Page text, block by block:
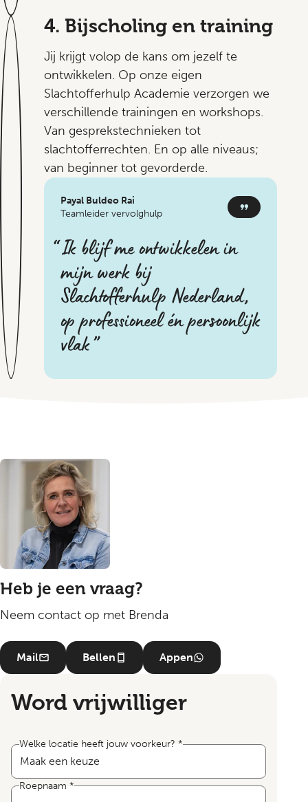
4. Bijscholing en training
Jij krijgt volop de kans om jezelf te
ontwikkelen. Op onze eigen
Slachtofferhulp Academie verzorgen we
verschillende trainingen en workshops.
Van gesprekstechnieken tot
slachtofferrechten. En op alle niveaus;
van beginner tot gevorderde.
Ik blijf me ontwikkelen in
mijn werk bij
Slachtofferhulp Nederland,
op professioneel én persoonlijk
vlak
Payal Buldeo Rai
Teamleider vervolghulp
Heb je een vraag?
Neem contact op met Brenda
Mail Bellen Appen
Word vrijwilliger
Welke locatie heeft jouw voorkeur? *
Roepnaam *